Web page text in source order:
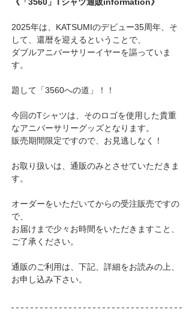
2025年は、KATSUMIのデビュー35周年、そ
して、還暦を迎えるということで、
ダブルアニバーサリーイヤーを謳っていま
す。
題して「3560への道」！！
今回のTシャツは、そのロゴを使用した貴重
なアニバーサリーグッズとなります。
販売期間限定ですので、お見逃しなく！
お取り扱いは、通販のみとさせていただきま
す。
オーダーをいただいてからの受注販売ですの
で、
お届けまで少々お時間をいただきますこと、
ご了承ください。
通販のご利用は、下記、詳細をお読みの上、
お申し込み下さい。